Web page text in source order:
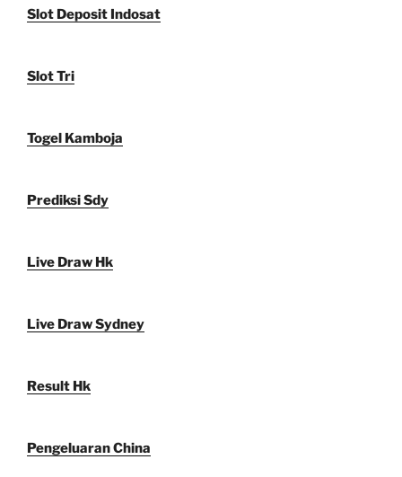
Slot Deposit Indosat
Slot Tri
Togel Kamboja
Prediksi Sdy
Live Draw Hk
Live Draw Sydney
Result Hk
Pengeluaran China